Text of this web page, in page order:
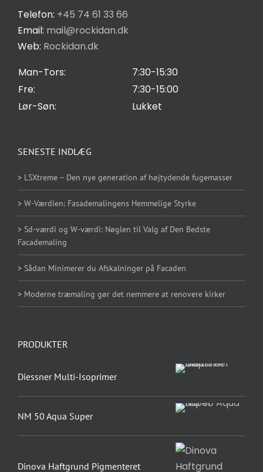
Telefon: +45 74 61 33 66
Email: mail@rockidan.dk
Web: Rockidan.dk
Man-Tors:
7:30-15:30
Fre:
7:30-15:00
Lør-Søn:
Lukket
Privatlivspolitik
Cookie Indstilling
SENESTE INDLÆG
> LSXtreme – Den nye generation af højtydende fugemasser
> W-Værdien: Fasademalingens Hemmelige Styrke
> Sd-værdi og W-værdi: Nøglen til Valg af Den Bedste
Facademaling
> Sådan Minimerer du Afskalninger på Facaden
> Moderne træmaling gør det nemmere at renovere kirker
PRODUKTER
Diessner Multi-Isoprimer
NM 50 Aqua Super
Dinova Haftgrund Pigmenteret